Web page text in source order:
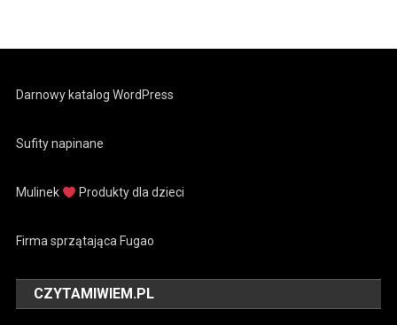
Darnowy katalog WordPress
Sufity napinane
Mulinek Produkty dla dzieci
Firma sprzątająca Fugao
CZYTAMIWIEM.PL